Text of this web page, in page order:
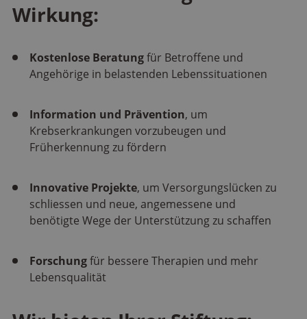
Wirkung:
Kostenlose Beratungfür Betroffene und
Angehörige in belastenden Lebenssituationen
Information und Prävention, um
Krebserkrankungen vorzubeugen und
Früherkennung zu fördern
Innovative Projekte, um Versorgungslücken zu
schliessen und neue, angemessene und
benötigte Wege der Unterstützung zu schaffen
Forschungfür bessere Therapien und mehr
Lebensqualität